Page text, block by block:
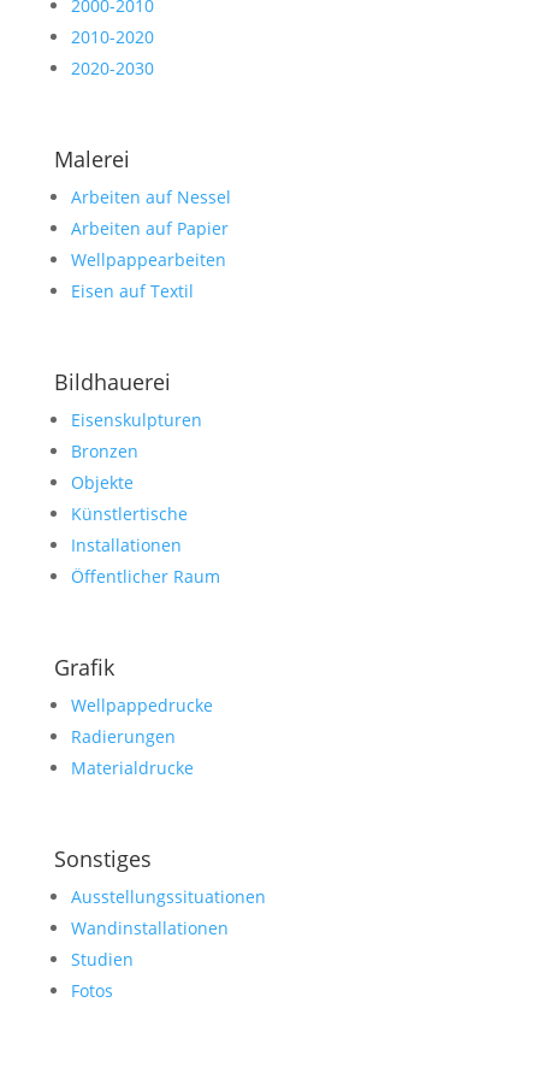
2000-2010
2010-2020
2020-2030
Malerei
Arbeiten auf Nessel
Arbeiten auf Papier
Wellpappearbeiten
Eisen auf Textil
Bildhauerei
Eisenskulpturen
Bronzen
Objekte
Künstlertische
Installationen
Öffentlicher Raum
Grafik
Wellpappedrucke
Radierungen
Materialdrucke
Sonstiges
Ausstellungssituationen
Wandinstallationen
Studien
Fotos